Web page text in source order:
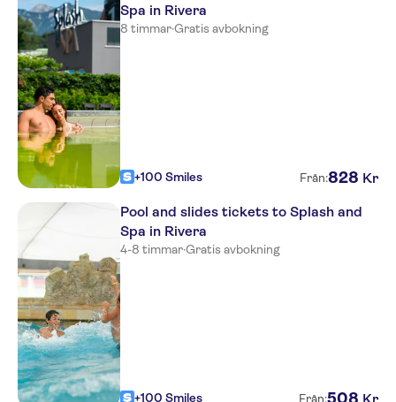
Spa in Rivera
8 timmar·Gratis avbokning
+100 Smiles Från:828 Kr
Pool and slides tickets to Splash and
Spa in Rivera
4-8 timmar·Gratis avbokning
+100 Smiles Från:508